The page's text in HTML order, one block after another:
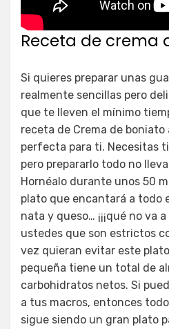
Receta de crema
Si quieres preparar unas
realmente sencillas pero
que te lleven el mínimo
receta de Crema de boniato
perfecta para ti. Necesitas
pero prepararlo todo no
Hornéalo durante unos 50
plato que encantará a todo
nata y queso… ¡¡¡qué no va
ustedes que son estrictos
vez quieran evitar este
pequeña tiene un total de
carbohidratos netos. Si
a tus macros, entonces
sigue siendo un gran plato